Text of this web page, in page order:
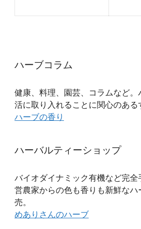
ハーブコラム
健康、料理、園芸、コラムなど。
活に取り入れることに関心のある
ハーブの香り
ハーバルティーショップ
バイオダイナミック有機など完全
営農家からの色も香りも新鮮なハ
売。
めありさんのハーブ